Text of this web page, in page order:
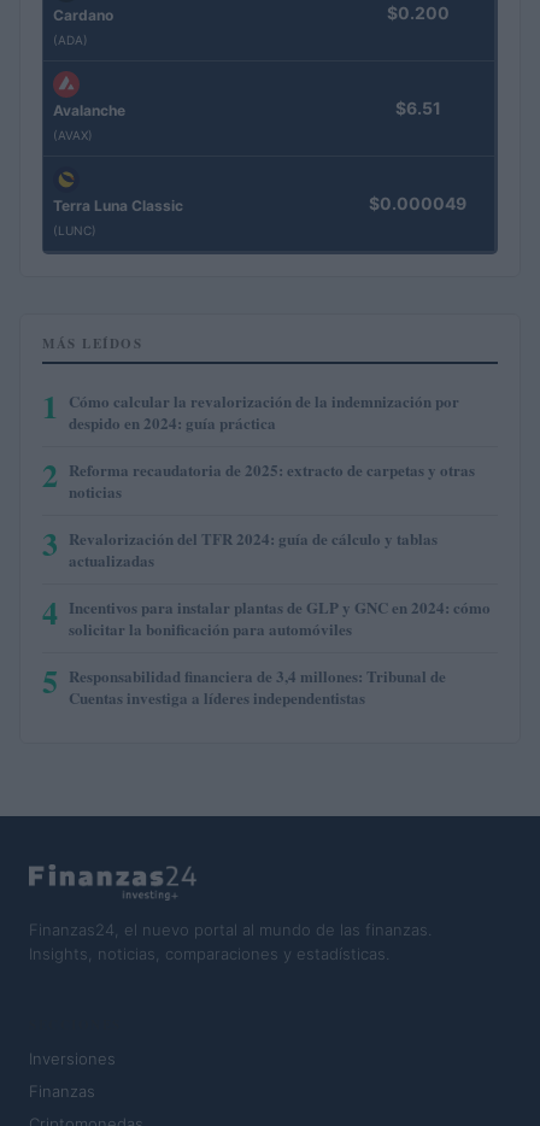
Cardano
(ADA)
$0.200
Avalanche
(AVAX)
$6.51
Terra Luna Classic
(LUNC)
$0.000049
MÁS LEÍDOS
1
Cómo calcular la revalorización de la indemnización por
despido en 2024: guía práctica
2 Reforma recaudatoria de 2025: extracto de carpetas y otras
noticias
3 Revalorización del TFR 2024: guía de cálculo y tablas
actualizadas
4 Incentivos para instalar plantas de GLP y GNC en 2024: cómo
solicitar la bonificación para automóviles
5 Responsabilidad financiera de 3,4 millones: Tribunal de
Cuentas investiga a líderes independentistas
Finanzas24, el nuevo portal al mundo de las finanzas.
Insights, noticias, comparaciones y estadísticas.
Inversiones
Finanzas